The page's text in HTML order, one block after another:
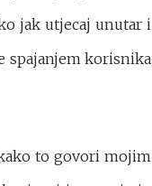
jak utjecaj unutar i
spajanjem korisnika
to govori mojim